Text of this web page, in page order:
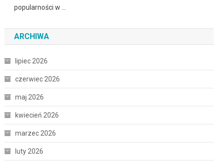
popularności w …
ARCHIWA
lipiec 2026
czerwiec 2026
maj 2026
kwiecień 2026
marzec 2026
luty 2026